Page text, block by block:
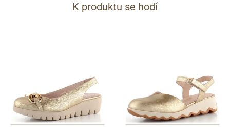
K produktu se hodí